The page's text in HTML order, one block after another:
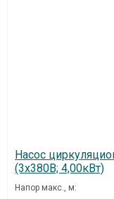
Насос
(3х380В; 4,00кВт)
Напор макс., м: